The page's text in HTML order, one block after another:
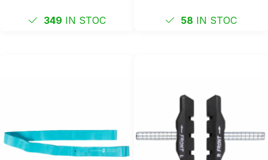
349 IN STOC 58 IN STOC